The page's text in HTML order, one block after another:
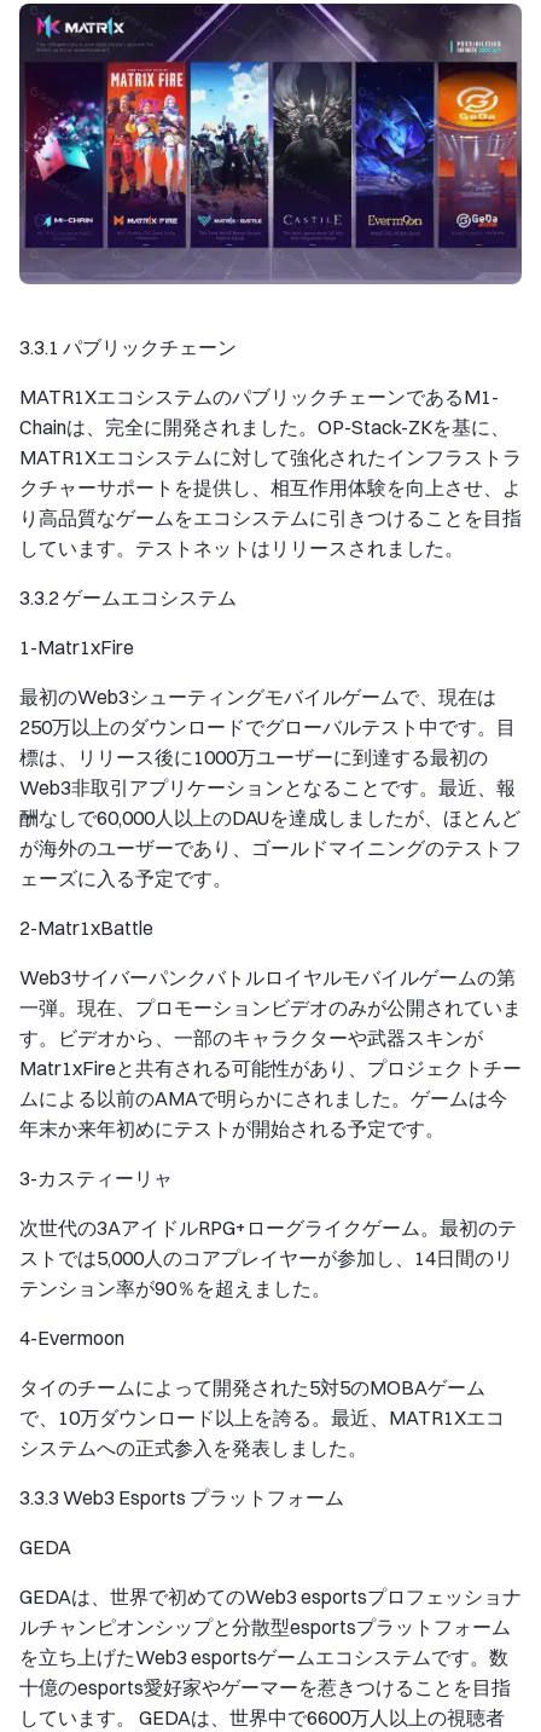
3.3.1 パブリックチェーン
MATR1XエコシステムのパブリックチェーンであるM1-
Chainは、完全に開発されました。OP-Stack-ZKを基に、
MATR1Xエコシステムに対して強化されたインフラストラ
クチャーサポートを提供し、相互作用体験を向上させ、よ
り高品質なゲームをエコシステムに引きつけることを目指
しています。テストネットはリリースされました。
3.3.2 ゲームエコシステム
1-Matr1xFire
最初のWeb3シューティングモバイルゲームで、現在は
250万以上のダウンロードでグローバルテスト中です。目
標は、リリース後に1000万ユーザーに到達する最初の
Web3非取引アプリケーションとなることです。最近、報
酬なしで60,000人以上のDAUを達成しましたが、ほとんど
が海外のユーザーであり、ゴールドマイニングのテストフ
ェーズに入る予定です。
2-Matr1xBattle
Web3サイバーパンクバトルロイヤルモバイルゲームの第
一弾。現在、プロモーションビデオのみが公開されていま
す。ビデオから、一部のキャラクターや武器スキンが
Matr1xFireと共有される可能性があり、プロジェクトチー
ムによる以前のAMAで明らかにされました。ゲームは今
年末か来年初めにテストが開始される予定です。
3-カスティーリャ
次世代の3AアイドルRPG+ローグライクゲーム。最初のテ
ストでは5,000人のコアプレイヤーが参加し、14日間のリ
テンション率が90％を超えました。
4-Evermoon
タイのチームによって開発された5対5のMOBAゲーム
で、10万ダウンロード以上を誇る。最近、MATR1Xエコ
システムへの正式参入を発表しました。
3.3.3 Web3 Esports プラットフォーム
GEDA
GEDAは、世界で初めてのWeb3 esportsプロフェッショナ
ルチャンピオンシップと分散型esportsプラットフォーム
を立ち上げたWeb3 esportsゲームエコシステムです。数
十億のesports愛好家やゲーマーを惹きつけることを目指
しています。 GEDAは、世界中で6600万人以上の視聴者